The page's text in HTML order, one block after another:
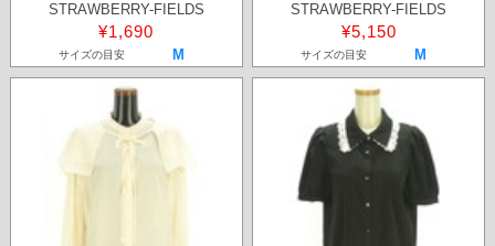
STRAWBERRY-FIELDS
¥1,690
サイズの目安 M
STRAWBERRY-FIELDS
¥5,150
サイズの目安 M